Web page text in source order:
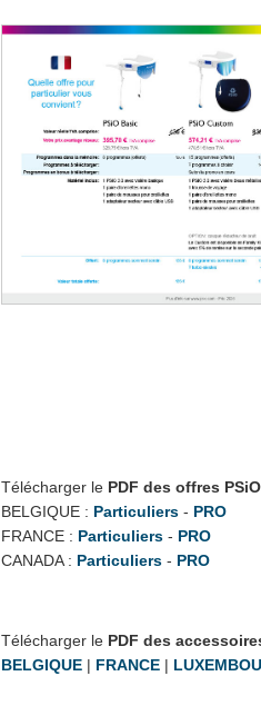
Télécharger le PDF des offres PSiO
BELGIQUE : Particuliers - PRO
FRANCE : Particuliers - PRO
CANADA : Particuliers - PRO
Télécharger le PDF des
BELGIQUE | FRANCE |